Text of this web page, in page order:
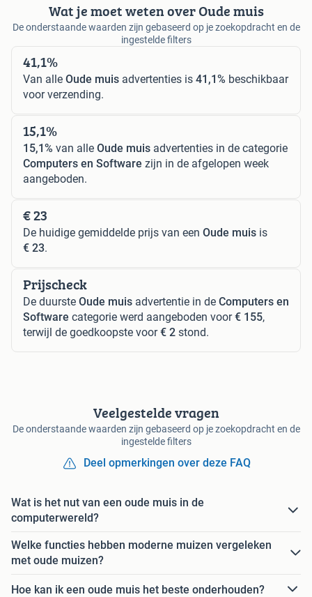
Wat je moet weten over Oude muis
De onderstaande waarden zijn gebaseerd op je zoekopdracht en de
ingestelde filters
41,1%
Van alle Oude muis advertenties is 41,1% beschikbaar
voor verzending.
15,1%
15,1% van alle Oude muis advertenties in de categorie
Computers en Software zijn in de afgelopen week
aangeboden.
€ 23
De huidige gemiddelde prijs van een Oude muis is
€ 23.
Prijscheck
De duurste Oude muis advertentie in de Computers en
Software categorie werd aangeboden voor€ 155,
terwijl de goedkoopste voor€ 2 stond.
Veelgestelde vragen
De onderstaande waarden zijn gebaseerd op je zoekopdracht en de
ingestelde filters
Deel opmerkingen over deze FAQ
Wat is het nut van een oude muis in de
computerwereld?
Welke functies hebben moderne muizen vergeleken
met oude muizen?
Hoe kan ik een oude muis het beste onderhouden?